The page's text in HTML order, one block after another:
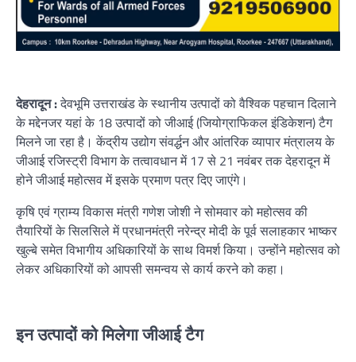
देहरादून :देवभूमि उत्तराखंड के स्थानीय उत्पादों को वैश्विक पहचान दिलाने
के मद्देनजर यहां के 18 उत्पादों को जीआई (जियोग्राफिकल इंडिकेशन) टैग
मिलने जा रहा है। केंद्रीय उद्योग संवर्द्धन और आंतरिक व्यापार मंत्रालय के
जीआई रजिस्ट्री विभाग के तत्वावधान में 17 से 21 नवंबर तक देहरादून में
होने जीआई महोत्सव में इसके प्रमाण पत्र दिए जाएंगे।
कृषि एवं ग्राम्य विकास मंत्री गणेश जोशी ने सोमवार को महोत्सव की
तैयारियों के सिलसिले में प्रधानमंत्री नरेन्द्र मोदी के पूर्व सलाहकार भाष्कर
खुल्बे समेत विभागीय अधिकारियों के साथ विमर्श किया। उन्होंने महोत्सव को
लेकर अधिकारियों को आपसी समन्वय से कार्य करने को कहा।
इन उत्पादों को मिलेगा जीआई टैग